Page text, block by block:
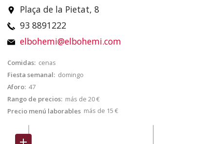
Plaça de la Pietat, 8
93 8891222
elbohemi@elbohemi.com
Comidas: cenas
Fiesta semanal: domingo
Aforo: 47
Rango de precios: más de 20 €
Precio menú laborables más de 15 €